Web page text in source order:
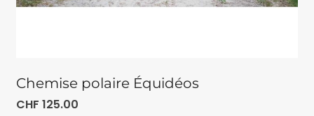
Chemise polaire Équidéos
CHF 125.00